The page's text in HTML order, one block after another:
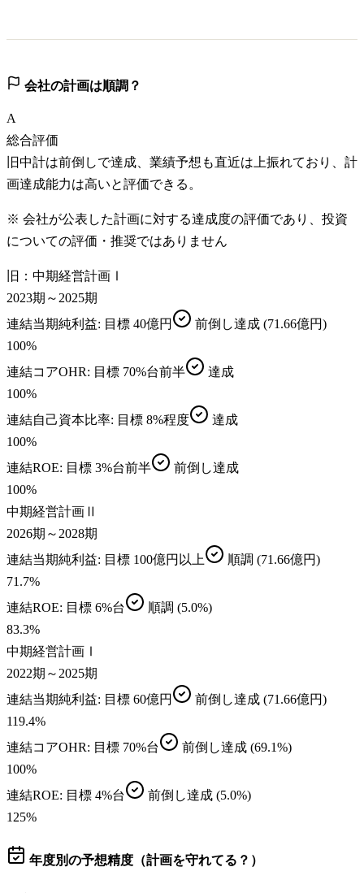
会社の計画は順調？
A
総合評価
旧中計は前倒しで達成、業績予想も直近は上振れており、計
画達成能力は高いと評価できる。
※ 会社が公表した計画に対する達成度の評価であり、投資
についての評価・推奨ではありません
旧：中期経営計画Ⅰ
2023期～2025期
連結当期純利益: 目標 40億円 前倒し達成 (71.66億円)
100%
連結コアOHR: 目標 70%台前半
達成
100%
連結自己資本比率: 目標 8%程度
達成
100%
連結ROE: 目標 3%台前半
前倒し達成
100%
中期経営計画Ⅱ
2026期～2028期
連結当期純利益: 目標 100億円以上 順調 (71.66億円)
71.7%
連結ROE: 目標 6%台 順調 (5.0%)
83.3%
中期経営計画Ⅰ
2022期～2025期
連結当期純利益: 目標 60億円 前倒し達成 (71.66億円)
119.4%
連結コアOHR: 目標 70%台 前倒し達成 (69.1%)
100%
連結ROE: 目標 4%台 前倒し達成 (5.0%)
125%
年度別の予想精度（計画を守れてる？）